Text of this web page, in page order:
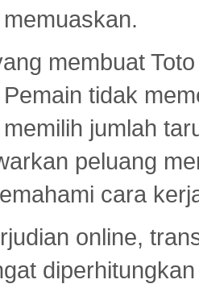
membuat
tidak
jumlah
peluang
cara
online,